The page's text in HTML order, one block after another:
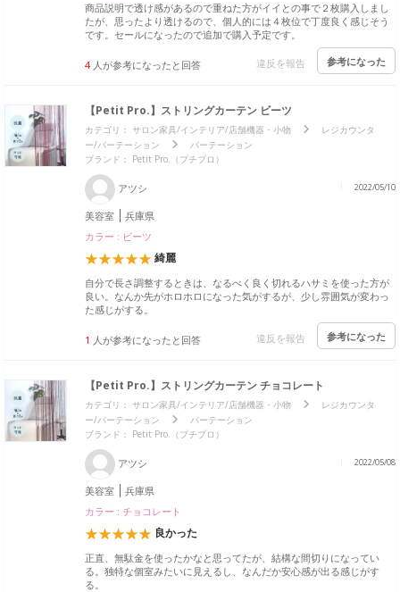
商品説明で透け感があるので重ねた方がイイとの事で２枚購入しまし
たが、思ったより透けるので、個人的には４枚位で丁度良く感じそう
です。セールになったので追加で購入予定です。
4人が参考になったと回答 違反を報告 参考になった
【Petit Pro.】ストリングカーテン ビーツ
カテゴリ： サロン家具/インテリア/店舗機器・小物
レジカウンタ
ー/パーテーション
パーテーション
ブランド： Petit Pro.（プチプロ）
アツシ 2022/05/10
美容室
兵庫県
カラー : ビーツ
綺麗
自分で長さ調整するときは、なるべく良く切れるハサミを使った方が
良い。なんか先がホロホロになった気がするが、少し雰囲気が変わっ
た感じがする。
1 人が参考になったと回答 違反を報告 参考になった
【Petit Pro.】ストリングカーテン チョコレート
カテゴリ： サロン家具/インテリア/店舗機器・小物
レジカウンタ
ー/パーテーション
パーテーション
ブランド： Petit Pro.（プチプロ）
アツシ 2022/05/08
美容室
兵庫県
カラー : チョコレート
良かった
正直、無駄金を使ったかなと思ってたが、結構な間切りになってい
る。独特な個室みたいに見えるし、なんだか安心感が出る感じがす
る。